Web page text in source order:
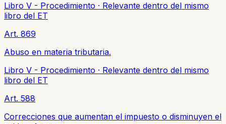
Libro V - Procedimiento · Relevante dentro del mismo
libro del ET
Art. 869
Abuso en materia tributaria.
Libro V - Procedimiento · Relevante dentro del mismo
libro del ET
Art. 588
Correcciones que aumentan el impuesto o disminuyen el